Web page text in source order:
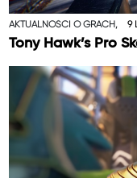
AKTUALNOŚCI O GRACH, 9
Tony Hawk’s Pro